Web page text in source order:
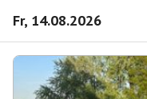
Fr, 14.08.2026